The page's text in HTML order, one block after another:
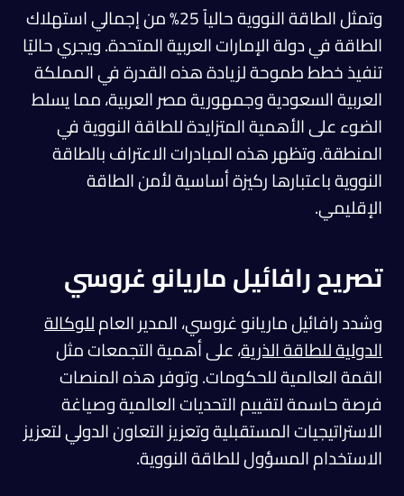
وتمثل الطاقة النووية حالياً 25% من إجمالي استهلاك
الطاقة في دولة الإمارات العربية المتحدة. ويجري حاليًا
تنفيذ خطط طموحة لزيادة هذه القدرة في المملكة
العربية السعودية وجمهورية مصر العربية، مما يسلط
الضوء على الأهمية المتزايدة للطاقة النووية في
المنطقة. وتظهر هذه المبادرات الاعتراف بالطاقة
النووية باعتبارها ركيزة أساسية لأمن الطاقة
الإقليمي.
تصريح رافائيل ماريانو غروسي
وشدد رافائيل ماريانو غروسي، المدير العامللوكالة
الدولية للطاقة الذرية، على أهمية التجمعات مثل
القمة العالمية للحكومات. وتوفر هذه المنصات
فرصة حاسمة لتقييم التحديات العالمية وصياغة
الاستراتيجيات المستقبلية وتعزيز التعاون الدولي لتعزيز
الاستخدام المسؤول للطاقة النووية.